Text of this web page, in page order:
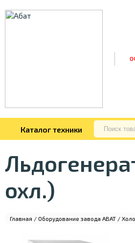
Каталог техники
охл.)
Главная / Оборудование завода ABAT /